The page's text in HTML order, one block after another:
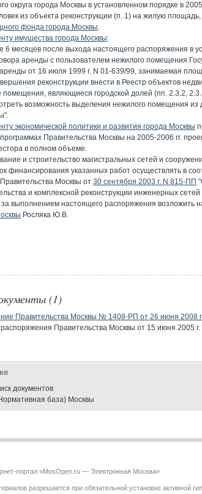
округа города Москвы в установленном порядке в
из объекта реконструкции (п. 1) на жилую
фонда города Москвы.
имущества города Москвы:
6 месяцев после выхода настоящего распоряжения в
аренды с пользователем нежилого помещения
от 16 июля 1999 г. N 01-639/99, занимаемая
реконструкции внести в Реестр объектов
являющиеся городской долей (пп. 2.3.2,
возможность выделения нежилого помещения
экономической политики и развития города Москвы
Правительства Москвы на 2005-2006 гг.
в полном объеме.
и строительство магистральных сетей и
финансирования указанных работ осуществлять в
Москвы от 30 сентября 2003 г. N 815-ПП
и комплексной реконструкции инженерных
за выполнением настоящего распоряжения возложить
Росляка Ю.В.
(1)
Правительства Москвы № 1408-РП от 26 июня 2008
Правительства Москвы от 15 июня 2005
документов
база) Москвы
портал «MosOpen.ru — Электронная Москва»
разрешается при обязательной установке активной